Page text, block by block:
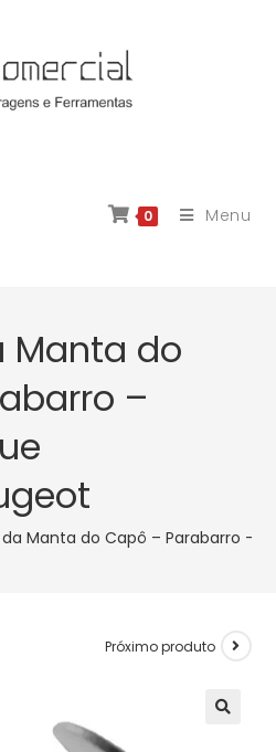
0 Menu
Manta do
–
Manta do Capô – Parabarro –
Próximo produto